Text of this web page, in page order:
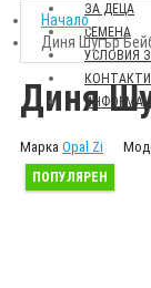
ЗА ДЕЦА
СЕМЕНА
УСЛОВИЯ
КОНТАКТИ
Начало
Диня Шугър
Диня
Марка Opal Zi
ПОПУЛЯРЕН